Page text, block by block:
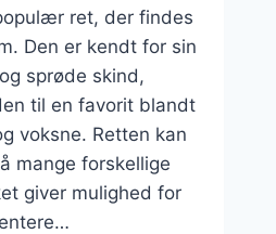
ret, der findes
Den er kendt for sin
sprøde skind,
til en favorit blandt
voksne. Retten kan
mange forskellige
giver mulighed for